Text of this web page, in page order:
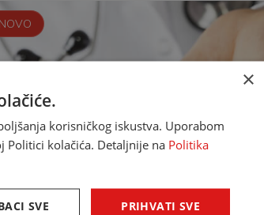
NOVO
×
korisničkog iskustva. Uporabom
Politici kolačića. Detaljnije na Politika
PRIHVATI SVE
SVE